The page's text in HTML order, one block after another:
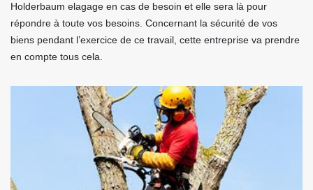
Holderbaum elagage en cas de besoin et elle sera là pour
répondre à toute vos besoins. Concernant la sécurité de vos
biens pendant l’exercice de ce travail, cette entreprise va prendre
en compte tous cela.